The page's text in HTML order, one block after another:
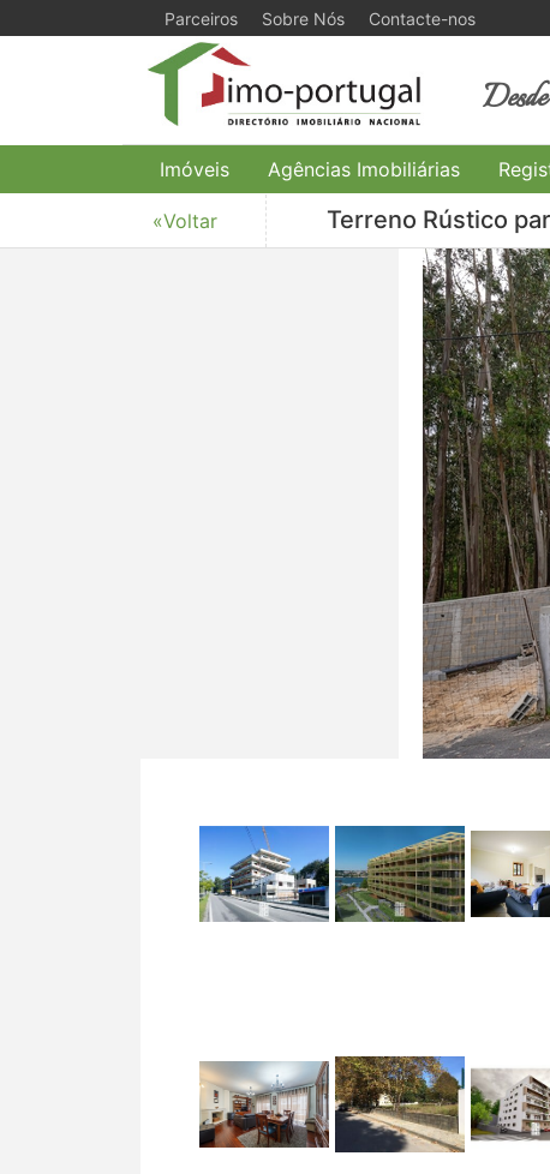
Parceiros Sobre Nós Contacte-nos
Imóveis Agências Imobiliárias
«Voltar Terreno Rústico